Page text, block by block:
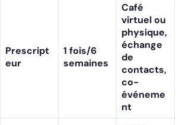
Prescript
eur
1 fois/6
semaines
Café
virtuel ou
physique,
échange
de
contacts,
co-
événeme
nt